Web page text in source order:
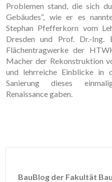
Problemen stand, die sich
Gebäudes“, wie er es
Stephan Pfefferkorn vom
Dresden und Prof. Dr.-Ing.
Flächentragwerke der
Macher der Rekonstruktion
und lehrreiche Einblicke in
Sanierung dieses
Renaissance gaben.
BauBlog der Fakultät